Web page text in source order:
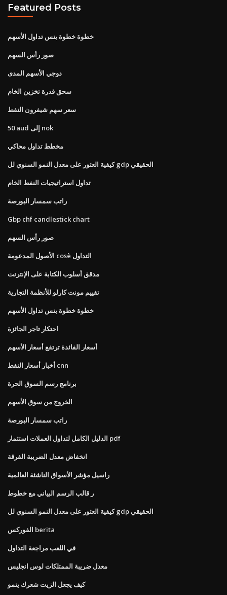
Featured Posts
خطوة خطوة بنس تداول الأسهم
صور رأس السهم
دوجي الأسهم المدى
سحق قدرة تخزين الخام
سعر سهم شيفرون النفط
50 aud إلى nok
مخطط تداول محاكي
كيفية العثور على معدل النمو السنوي لل gdp الحقيقي
تداول استراتيجيات النفط الخام
راتب سمسار البورصة
Gbp chf candlestick chart
صور رأس السهم
الأصول المدعومة cosè التداول
مدقق أسلوب الكتابة على الإنترنت
تقييم مونت كارلو للأنظمة التجارية
خطوة خطوة بنس تداول الأسهم
احتكار تاجر الجائزة
أسعار الفائدة ترتفع أسعار الأسهم
أخبار أسعار النفط cnn
برنامج رسم السوق الحرة
الخروج من سوق الأسهم
راتب سمسار البورصة
الدليل الكامل لتداول العملات استثمار pdf
انخفاض معدل الضريبة الفرقة
راسيل مؤشر الأسواق الناشئة العالمية
ر قالب الرسم البياني مع خطوط
كيفية العثور على معدل النمو السنوي لل gdp الحقيقي
الفوركس berita
في اللعب مراجعة التداول
معدل ضريبة الممتلكات لوس انجليس
كيف يجعل الزيت شعرك ينمو